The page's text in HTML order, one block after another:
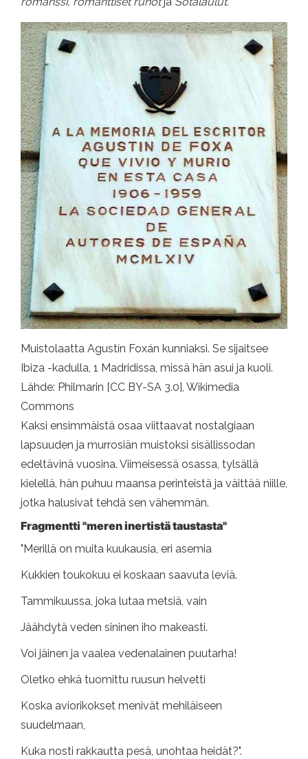
Muistolaatta Agustín Foxán kunniaksi. Se sijaitsee
Ibiza -kadulla, 1 Madridissa, missä hän asui ja kuoli.
Lähde: Philmarin [CC BY-SA 3.0], Wikimedia
Commons
Kaksi ensimmäistä osaa viittaavat nostalgiaan
lapsuuden ja murrosiän muistoksi sisällissodan
edeltävinä vuosina. Viimeisessä osassa, tylsällä
kielellä, hän puhuu maansa perinteistä ja väittää niille,
jotka halusivat tehdä sen vähemmän.
Fragmentti "meren inertistä taustasta"
"Merillä on muita kuukausia, eri asemia
Kukkien toukokuu ei koskaan saavuta leviä.
Tammikuussa, joka lutaa metsiä, vain
Jäähdytä veden sininen iho makeasti.
Voi jäinen ja vaalea vedenalainen puutarha!
Oletko ehkä tuomittu ruusun helvetti
Koska aviorikokset menivät mehiläiseen
suudelmaan,
Kuka nosti rakkautta pesä, unohtaa heidät?".